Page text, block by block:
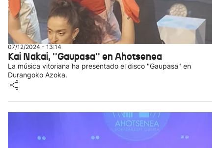
07/12/2024 - 13:14
Kai Nakai, ''Gaupasa'' en Ahotsenea
La música vitoriana ha presentado el disco "Gaupasa" en
Durangoko Azoka.